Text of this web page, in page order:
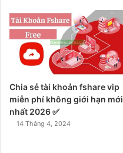
Chia sẻ tài khoản fshare vip
miễn phí không giới hạn mới
nhất 2026 ✅
14 Tháng 4, 2024